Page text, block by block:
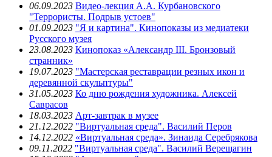
06.09.2023 Видео-лекция А.А. Курбановского
"Террористы. Подрыв устоев"
01.09.2023 "Я и картина". Кинопоказы из медиатеки
Русского музея
23.08.2023 Кинопоказ «Александр III. Бронзовый
странник»
19.07.2023 "Мастерская реставрации резных икон и
деревянной скульптуры"
31.05.2023 Ко дню рождения художника. Алексей
Саврасов
18.03.2023 Арт-завтрак в музее
21.12.2022 "Виртуальная среда". Василий Перов
14.12.2022 «Виртуальная среда». Зинаида Серебрякова
09.11.2022 "Виртуальная среда". Василий Верещагин